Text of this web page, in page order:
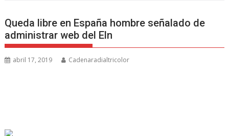
Queda libre en España hombre señalado de
administrar web del Eln
abril 17, 2019 Cadenaradialtricolor